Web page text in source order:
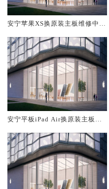
安宁苹果XS换原装主板维修中心
安宁平板iPad Air换原装主板维